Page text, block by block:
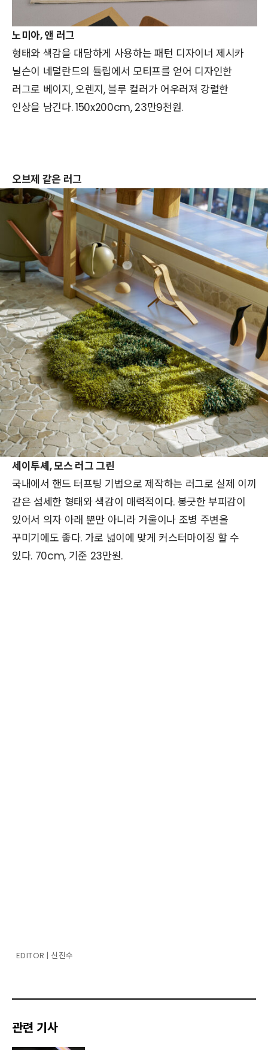
노미아, 앤 러그
형태와 색감을 대담하게 사용하는 패턴 디자이너 제시카
닐슨이 네덜란드의 튤립에서 모티프를 얻어 디자인한
러그로 베이지, 오렌지, 블루 컬러가 어우러져 강렬한
인상을 남긴다. 150x200cm, 23만9천원.
오브제 같은 러그
세이투셰, 모스 러그 그린
국내에서 핸드 터프팅 기법으로 제작하는 러그로 실제 이끼
같은 섬세한 형태와 색감이 매력적이다. 봉긋한 부피감이
있어서 의자 아래 뿐만 아니라 거울이나 조병 주변을
꾸미기에도 좋다. 가로 넓이에 맞게 커스터마이징 할 수
있다. 70cm, 기준 23만원.
EDITOR | 신진수
관련 기사